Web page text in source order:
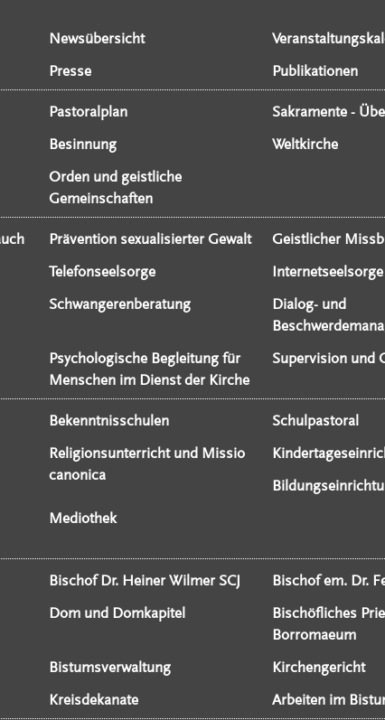
Newsübersicht
Presse Publikationen
Pastoralplan
Sakramente -
Besinnung
Weltkirche
Orden und geistliche
Gemeinschaften
Prävention sexualisierter Gewalt
Geistlicher
Telefonseelsorge
Internetseelsorge
Schwangerenberatung
Dialog- und
Psychologische Begleitung für
Menschen im Dienst der Kirche
Supervision und
Bekenntnisschulen
Schulpastoral
Religionsunterricht und Missio
canonica
Mediothek
Bischof Dr. Heiner Wilmer SCJ
Bischof em. Dr.
Dom und Domkapitel
Bischöfliches
Borromaeum
Bistumsverwaltung
Kirchengericht
Kreisdekanate Arbeiten im